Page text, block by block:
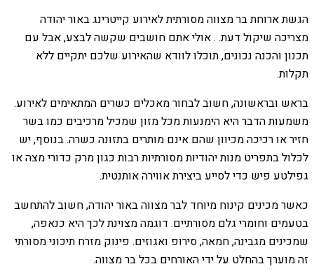
הגשת ארוחת בר מצווה מסורתית לאירוע קייטרינג באור יהודה
מצריכה שיקול דעת. . אולי אתם חושבים שקשה לבצע, אבל עם
תכנון והכנה נכונים, תוכלו לוודא שהאירוע שלכם יתקיים ללא
תקלות.
בראש ובראשונה, חשוב לבחור מאכלים כשרים המתאימים לאירוע.
משמעות הדבר היא הימנעות מכל מזון שמכיל מרכיבים כמו בשר
חזיר או רכיכה מכיוון שהם אינם מותרים בתזונה כשרה. בנוסף, יש
לכלול בתפריט מנות יהודיות מסורתיות רבות כגון מרק כדורי מצה או
גפילטע פיש כדי לסייע ביצירת אווירה אותנטית.
כאשר מכינים קינוח מיוחד לבר מצווה באור יהודה, חשוב להתחשב
בטעמים וחומרי גלם מסורתיים. דוגמה מצוינת לכך היא כנאפה,
שמכינים מגבינה, חמאה, סירופ ואגוזים. פינוק מזרח תיכוני מסורתי
זה מוערך בהחלט על ידי האורחים בכל בר מצווה.